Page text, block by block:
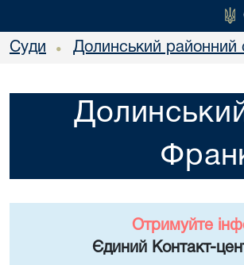
Суди • Долинський районний
Отримуйте
Єдиний Контакт-